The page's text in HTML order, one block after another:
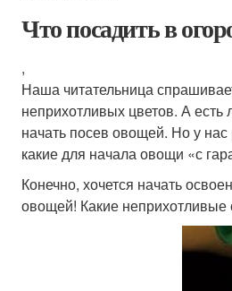
Что посадить в
,
Наша читательница
неприхотливых цветов. А
начать посев овощей. Но у
какие для начала овощи «с
Конечно, хочется начать
овощей! Какие неприхотливые